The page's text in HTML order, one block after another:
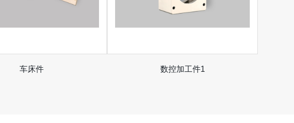
车床件 数控加工件1